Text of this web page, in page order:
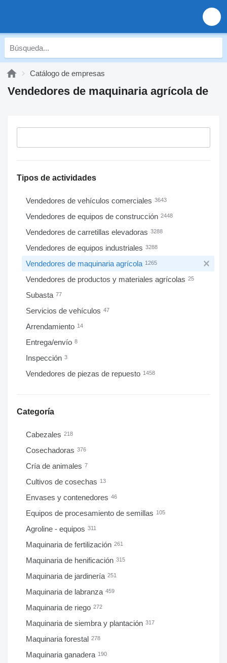
Catálogo de empresas
Vendedores de maquinaria agrícola de
Tipos de actividades
Vendedores de vehículos comerciales 3643
Vendedores de equipos de construcción 2448
Vendedores de carretillas elevadoras 3288
Vendedores de equipos industriales 3288
Vendedores de maquinaria agrícola 1265
Vendedores de productos y materiales agrícolas 25
Subasta 77
Servicios de vehículos 47
Arrendamiento 14
Entrega/envío 8
Inspección 3
Vendedores de piezas de repuesto 1458
Categoría
Cabezales 218
Cosechadoras 376
Cría de animales 7
Cultivos de cosechas 13
Envases y contenedores 46
Equipos de procesamiento de semillas 105
Agroline - equipos 311
Maquinaria de fertilización 261
Maquinaria de henificación 315
Maquinaria de jardinería 251
Maquinaria de labranza 459
Maquinaria de riego 272
Maquinaria de siembra y plantación 317
Maquinaria forestal 278
Maquinaria ganadera 190